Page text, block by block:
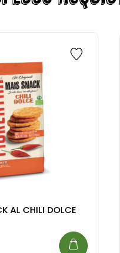
AL CHILI DOLCE